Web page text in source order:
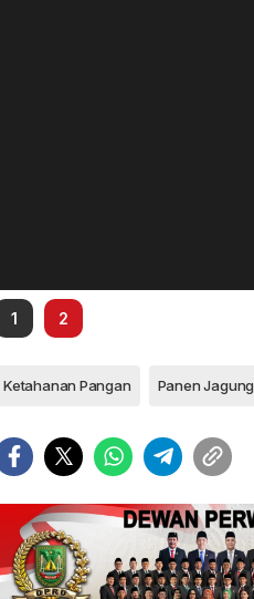
1 2
Ketahanan Pangan Panen Jagung